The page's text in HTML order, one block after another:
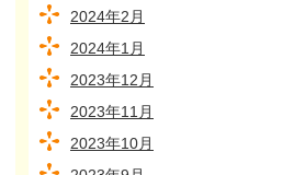
2024年2月
2024年1月
2023年12月
2023年11月
2023年10月